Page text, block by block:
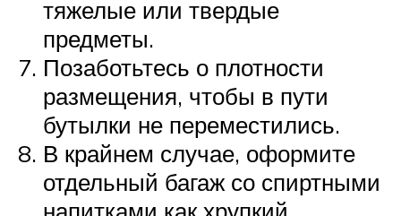
тяжелые или твердые
предметы.
Позаботьтесь о плотности
размещения, чтобы в пути
бутылки не переместились.
В крайнем случае, оформите
отдельный багаж со спиртными
напитками как хрупкий.